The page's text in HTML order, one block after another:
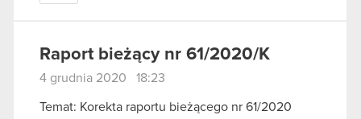
Raport bieżący nr 61/2020/K
4 grudnia 2020 18:23
Temat: Korekta raportu bieżącego nr 61/2020